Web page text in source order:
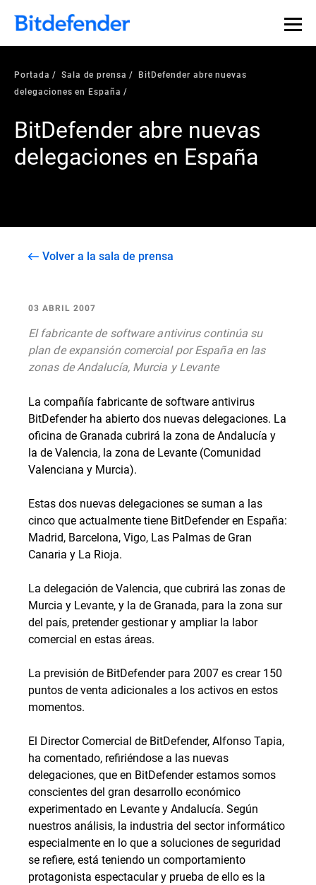
Portada Sala de prensa
BitDefender abre nuevas
delegaciones en España
BitDefender abre nuevas
delegaciones en España
Volver a la sala de prensa
03 ABRIL 2007
El fabricante de software antivirus continúa su
plan de expansión comercial por España en las
zonas de Andalucía, Murcia y Levante
La compañía fabricante de software antivirus
BitDefender ha abierto dos nuevas delegaciones. La
oficina de Granada cubrirá la zona de Andalucía y
la de Valencia, la zona de Levante (Comunidad
Valenciana y Murcia).
Estas dos nuevas delegaciones se suman a las
cinco que actualmente tiene BitDefender en España:
Madrid, Barcelona, Vigo, Las Palmas de Gran
Canaria y La Rioja.
La delegación de Valencia, que cubrirá las zonas de
Murcia y Levante, y la de Granada, para la zona sur
del país, pretender gestionar y ampliar la labor
comercial en estas áreas.
La previsión de BitDefender para 2007 es crear 150
puntos de venta adicionales a los activos en estos
momentos.
El Director Comercial de BitDefender, Alfonso Tapia,
ha comentado, refiriéndose a las nuevas
delegaciones, que en BitDefender estamos somos
conscientes del gran desarrollo económico
experimentado en Levante y Andalucía. Según
nuestros análisis, la industria del sector informático
especialmente en lo que a soluciones de seguridad
se refiere, está teniendo un comportamiento
protagonista espectacular y prueba de ello es la